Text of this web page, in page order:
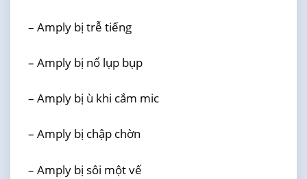
– Amply bị trễ tiếng
– Amply bị nổ lụp bụp
– Amply bị ù khi cắm mic
– Amply bị chập chờn
– Amply bị sôi một vế